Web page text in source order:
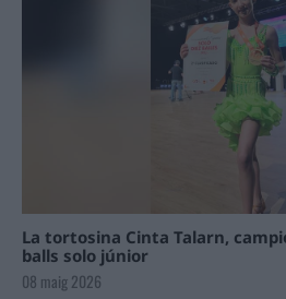
La tortosina Cinta Talarn,
balls solo júnior
08 maig 2026